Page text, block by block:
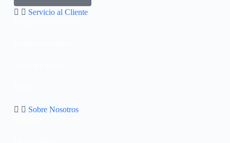
Servicio al Cliente
Sobre Nosotros